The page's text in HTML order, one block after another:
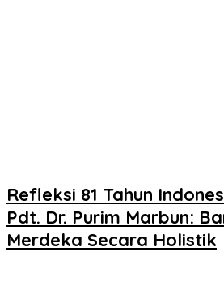
Refleksi 81 Tahun
Pdt. Dr. Purim Marbun:
Merdeka Secara Holistik